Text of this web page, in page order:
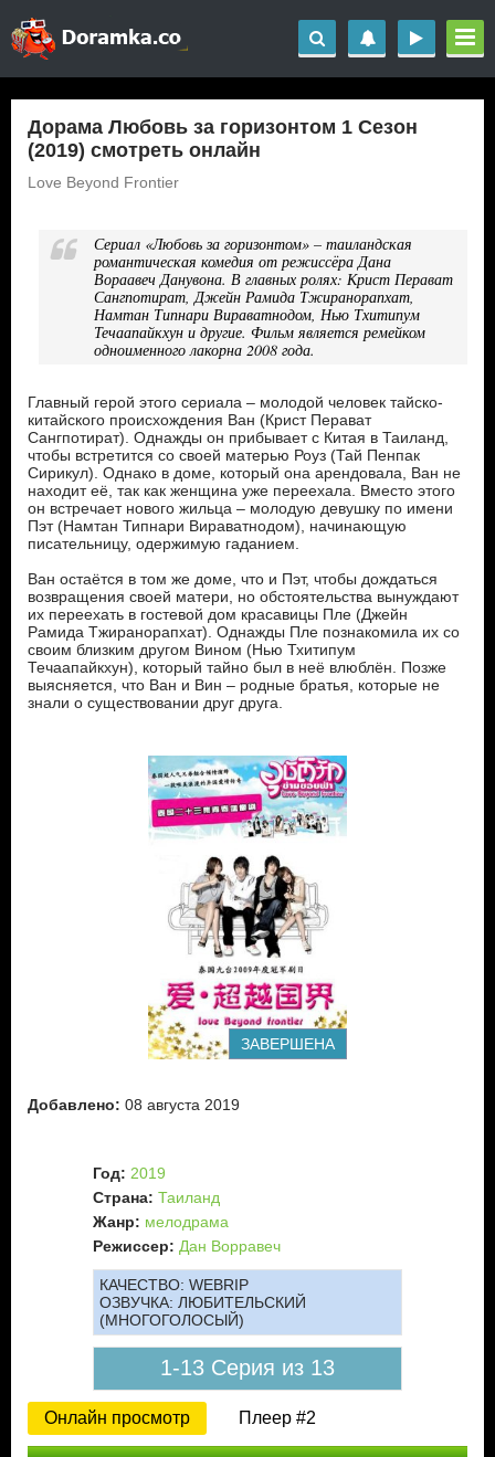
Дорама Любовь за горизонтом 1 Сезон
(2019) смотреть онлайн
Love Beyond Frontier
Сериал «Любовь за горизонтом» – таиландская
романтическая комедия от режиссёра Дана
Вораавеч Данувона. В главных ролях: Крист Перават
Сангпотират, Джейн Рамида Тжиранорапхат,
Намтан Типнари Вираватнодом, Нью Тхитипум
Течаапайкхун и другие. Фильм является ремейком
одноименного лакорна 2008 года.
Главный герой этого сериала – молодой человек тайско-
китайского происхождения Ван (Крист Перават
Сангпотират). Однажды он прибывает с Китая в Таиланд,
чтобы встретится со своей матерью Роуз (Тай Пенпак
Сирикул). Однако в доме, который она арендовала, Ван не
находит её, так как женщина уже переехала. Вместо этого
он встречает нового жильца – молодую девушку по имени
Пэт (Намтан Типнари Вираватнодом), начинающую
писательницу, одержимую гаданием.
Ван остаётся в том же доме, что и Пэт, чтобы дождаться
возвращения своей матери, но обстоятельства вынуждают
их переехать в гостевой дом красавицы Пле (Джейн
Рамида Тжиранорапхат). Однажды Пле познакомила их со
своим близким другом Вином (Нью Тхитипум
Течаапайкхун), который тайно был в неё влюблён. Позже
выясняется, что Ван и Вин – родные братья, которые не
знали о существовании друг друга.
ЗАВЕРШЕНА
Добавлено: 08 августа 2019
Год: 2019
Страна: Таиланд
Жанр: мелодрама
Режиссер: Дан Ворравеч
КАЧЕСТВО: WEBRIP
ОЗВУЧКА: ЛЮБИТЕЛЬСКИЙ
(МНОГОГОЛОСЫЙ)
1-13 Серия из 13
Онлайн просмотр Плеер #2